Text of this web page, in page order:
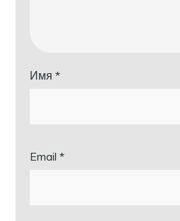
Имя*
Email*